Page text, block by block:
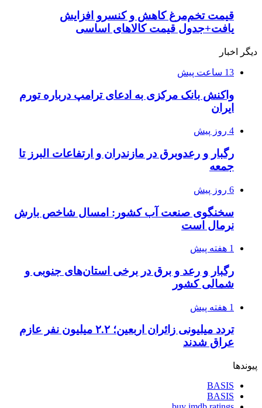
قیمت تخم‌مرغ کاهش و کنسرو افزایش
یافت+جدول قیمت کالاهای اساسی
دیگر اخبار
13 ساعت پیش
واکنش بانک مرکزی به ادعای ترامپ درباره تورم
ایران
4 روز پیش
رگبار و رعدوبرق در مازندران و ارتفاعات البرز تا
جمعه
6 روز پیش
سخنگوی صنعت آب کشور: امسال شاخص بارش
نرمال است
1 هفته پیش
رگبار و رعد و برق در برخی استان‌های جنوبی و
شمالی کشور
1 هفته پیش
تردد میلیونی زائران اربعین؛ ۲.۲ میلیون نفر عازم
عراق شدند
پیوندها
BASIS
BASIS